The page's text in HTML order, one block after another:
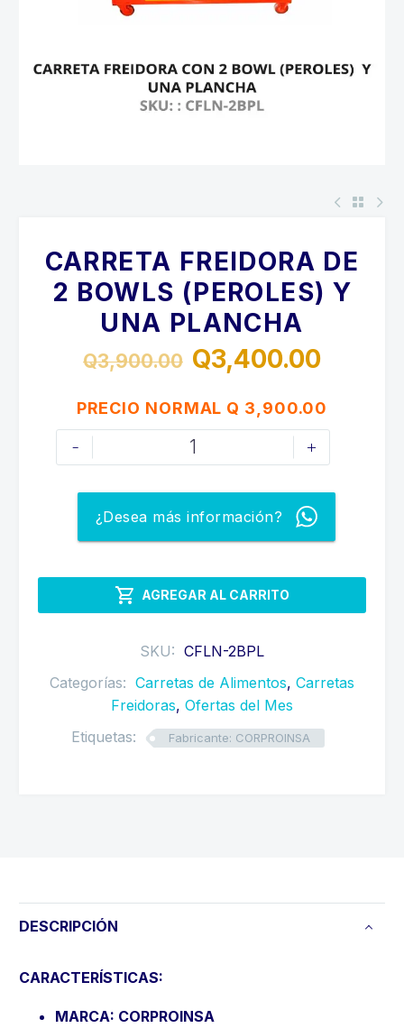
CARRETA FREIDORA DE
2 BOWLS (PEROLES) Y
UNA PLANCHA
Q3,900.00
precio
original
era:
Q3,900.00.
Q3,400.00
precio
actual
es:
Q3,400.00.
PRECIO NORMAL Q 3,900.00
-
CARRETA
FREIDORA
BOWLS
Y
+
 AGREGAR AL CARRITO
¿Desea más información?
SKU: CFLN-2BPL
Categorías: Carretas de Alimentos, Carretas
Freidoras, Ofertas del Mes
Etiquetas:
Fabricante: CORPROINSA
DESCRIPCIÓN
CARACTERÍSTICAS:
MARCA: CORPROINSA